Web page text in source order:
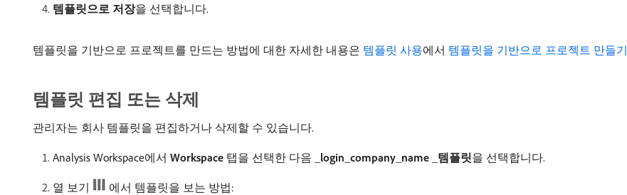
템플릿으로 저장​을 선택합니다.
템플릿을 기반으로 프로젝트를 만드는 방법에 대한 자세한 내용은 템플릿 사용에서 템플릿을 기반으로 프로젝트 만들기
템플릿 편집 또는 삭제
관리자는 회사 템플릿을 편집하거나 삭제할 수 있습니다.
Analysis Workspace에서 Workspace 탭을 선택한 다음 _login_company_name _템플릿을 선택합니다.
열 보기 에서 템플릿을 보는 방법: